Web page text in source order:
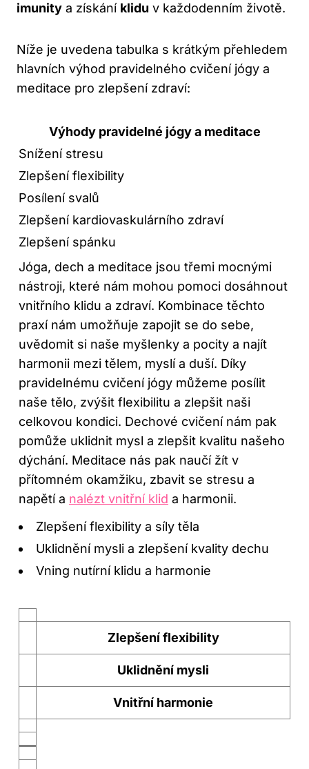
imunity a získání klidu v každodenním životě.
Níže je uvedena tabulka s krátkým přehledem
hlavních výhod pravidelného cvičení jógy a
meditace pro zlepšení zdraví:
Výhody pravidelné jógy a meditace
Snížení stresu
Zlepšení flexibility
Posílení svalů
Zlepšení kardiovaskulárního zdraví
Zlepšení spánku
Jóga, dech a meditace jsou třemi mocnými
nástroji, které nám mohou pomoci dosáhnout
vnitřního klidu a zdraví. Kombinace těchto
praxí nám umožňuje zapojit se do sebe,
uvědomit si naše myšlenky a pocity a najít
harmonii mezi tělem, myslí a duší. Díky
pravidelnému cvičení jógy můžeme posílit
naše tělo, zvýšit flexibilitu a zlepšit naši
celkovou kondici. Dechové cvičení nám pak
pomůže uklidnit mysl a zlepšit kvalitu našeho
dýchání. Meditace nás pak naučí žít v
přítomném okamžiku, zbavit se stresu a
napětí a nalézt vnitřní klid a harmonii.
Zlepšení flexibility a síly těla
Uklidnění mysli a zlepšení kvality dechu
Vning nutírní klidu a harmonie
Zlepšení flexibility
Uklidnění mysli
Vnitřní harmonie